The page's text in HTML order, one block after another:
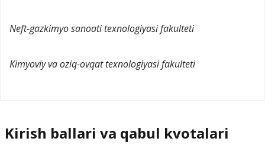
Neft-gazkimyo sanoati texnologiyasi fakulteti
Kimyoviy va oziq-ovqat texnologiyasi fakulteti
Kirish ballari va qabul kvotalari